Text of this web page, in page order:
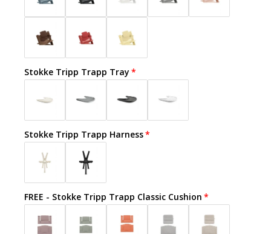
Stokke Tripp Trapp Tray
Stokke Tripp Trapp Harness
FREE - Stokke Tripp Trapp Classic Cushion